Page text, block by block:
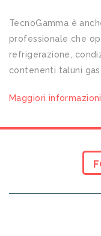
TecnoGamma è
professionale che
refrigerazione,
contenenti taluni
Maggiori informazioni